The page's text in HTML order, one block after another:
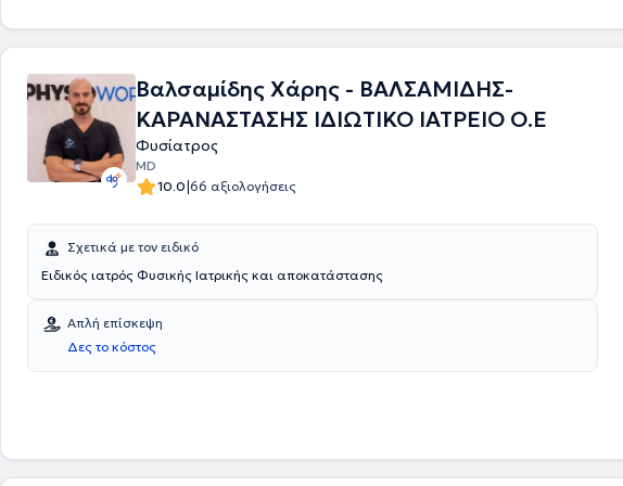
Βαλσαμίδης Χάρης - ΒΑΛΣΑΜΙΔΗΣ-
ΚΑΡΑΝΑΣΤΑΣΗΣ ΙΔΙΩΤΙΚΟ ΙΑΤΡΕΙΟ Ο.Ε
Φυσίατρος
MD
10.0|66 αξιολογήσεις
Σχετικά με τον ειδικό
Ειδικός ιατρός Φυσικής Ιατρικής και αποκατάστασης
Απλή επίσκεψη
Δες το κόστος